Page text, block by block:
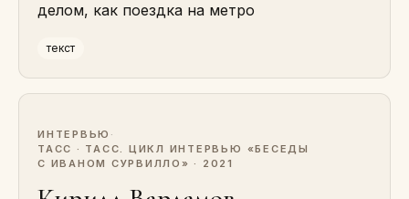
делом, как поездка на метро
текст
ИНТЕРВЬЮ ·
ТАСС · ТАСС. ЦИКЛ ИНТЕРВЬЮ «БЕСЕДЫ
С ИВАНОМ СУРВИЛЛО» · 2021